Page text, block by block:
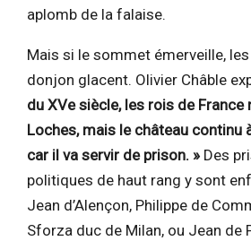
aplomb de la falaise.
Mais si le sommet émerveille,
donjon glacent. Olivier Châble
du XVe siècle, les rois de France
Loches, mais le château continu
car il va servir de prison. » Des
politiques de haut rang y sont
Jean d’Alençon, Philippe de
Sforza duc de Milan, ou Jean de